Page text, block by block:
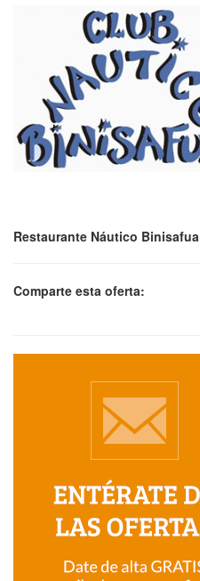
Restaurante Náutico Binisafua
Comparte esta oferta: